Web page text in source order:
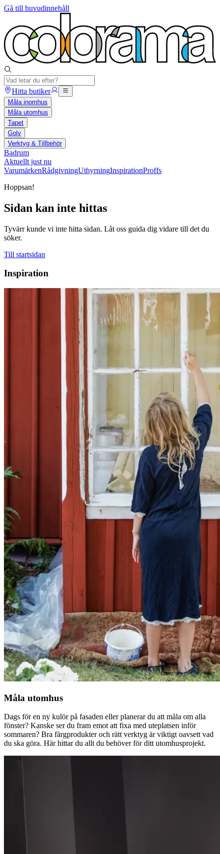
Gå till huvudinnehåll
Hitta butiker
Måla inomhus
Måla utomhus
Tapet
Golv
Verktyg & Tillbehör
Badrum
Aktuellt just nu
VarumärkenRådgivningUthyrningInspirationProffs
Hoppsan!
Sidan kan inte hittas
Tyvärr kunde vi inte hitta sidan. Låt oss guida dig vidare till det du
söker.
Till startsidan
Inspiration
Måla utomhus
Dags för en ny kulör på fasaden eller planerar du att måla om alla
fönster? Kanske ser du fram emot att fixa med uteplatsen inför
sommaren? Bra färgprodukter och rätt verktyg är viktigt oavsett vad
du ska göra. Här hittar du allt du behöver för ditt utomhusprojekt.